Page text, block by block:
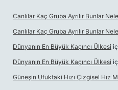
Canlılar Kaç Gruba Ayrılır Bunlar
Canlılar Kaç Gruba Ayrılır Bunlar
Dünyanın En Büyük Kaçıncı Ülkesi
Dünyanın En Büyük Kaçıncı Ülkesi
Güneşin Ufuktaki Hızı Çizgisel Hız